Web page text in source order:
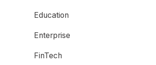
Education
Enterprise
FinTech